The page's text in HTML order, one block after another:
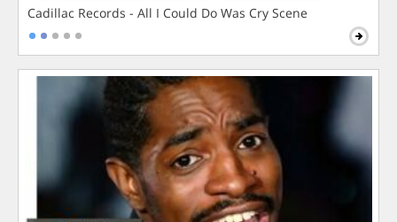
Cadillac Records - All I Could Do Was Cry Scene